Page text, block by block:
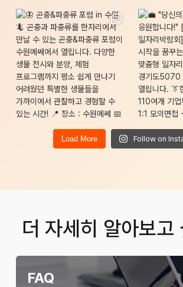
Load More Follow on
더 자세히 알아보고
FAQ